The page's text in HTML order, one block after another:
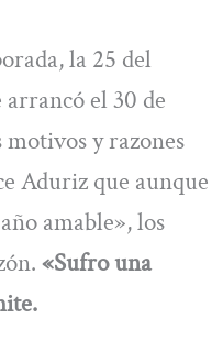
la 25 del
el 30 de
y razones
Aduriz que aunque
amable», los
«Sufro una